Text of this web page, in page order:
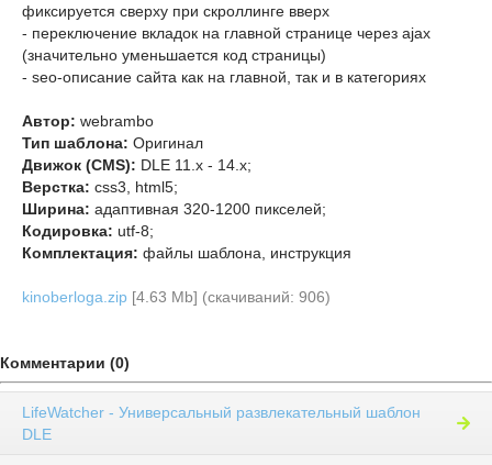
фиксируется сверху при скроллинге вверх
- переключение вкладок на главной странице через ajax
(значительно уменьшается код страницы)
- seo-описание сайта как на главной, так и в категориях
Автор: webrambo
Тип шаблона: Оригинал
Движок (CMS): DLE 11.x - 14.x;
Верстка: css3, html5;
Ширина: адаптивная 320-1200 пикселей;
Кодировка: utf-8;
Комплектация: файлы шаблона, инструкция
kinoberloga.zip [4.63 Mb] (cкачиваний: 906)
Комментарии (0)
LifeWatcher - Универсальный развлекательный шаблон
DLE